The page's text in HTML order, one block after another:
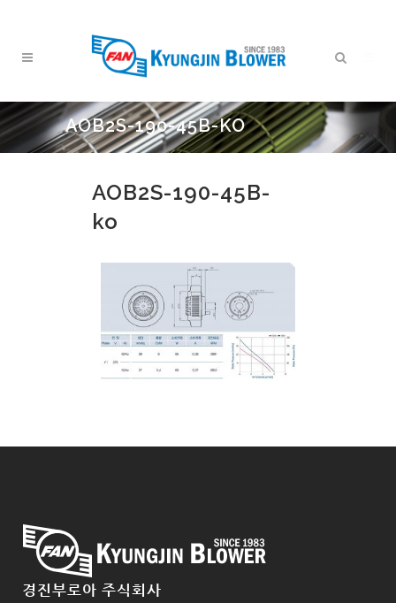
AOB2S-190-45B-KO
AOB2S-190-45B-
ko
경진부로아 주식회사